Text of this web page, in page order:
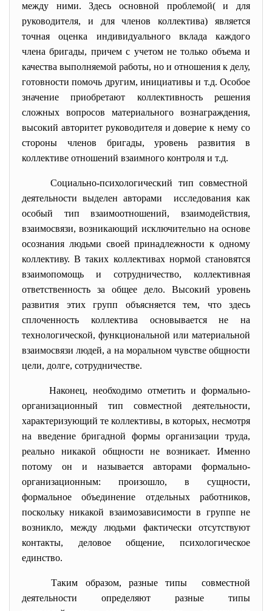
между ними. Здесь основной проблемой( и для
руководителя, и для членов коллектива) является
точная оценка индивидуального вклада каждого
члена бригады, причем с учетом не только объема и
качества выполняемой работы, но и отношения к делу,
готовности помочь другим, инициативы и т.д. Особое
значение приобретают коллективность решения
сложных вопросов материального вознаграждения,
высокий авторитет руководителя и доверие к нему со
стороны членов бригады, уровень развития в
коллективе отношений взаимного контроля и т.д.
Социально-психологический тип совместной
деятельности выделен авторами исследования как
особый тип взаимоотношений, взаимодействия,
взаимосвязи, возникающий исключительно на основе
осознания людьми своей принадлежности к одному
коллективу. В таких коллективах нормой становятся
взаимопомощь и сотрудничество, коллективная
ответственность за общее дело. Высокий уровень
развития этих групп объясняется тем, что здесь
сплоченность коллектива основывается не на
технологической, функциональной или материальной
взаимосвязи людей, а на моральном чувстве общности
цели, долге, сотрудничестве.
Наконец, необходимо отметить и формально-
организационный тип совместной деятельности,
характеризующий те коллективы, в которых, несмотря
на введение бригадной формы организации труда,
реально никакой общности не возникает. Именно
потому он и называется авторами формально-
организационным: произошло, в сущности,
формальное объединение отдельных работников,
поскольку никакой взаимозависимости в группе не
возникло, между людьми фактически отсутствуют
контакты, деловое общение, психологическое
единство.
Таким образом, разные типы совместной
деятельности определяют разные типы